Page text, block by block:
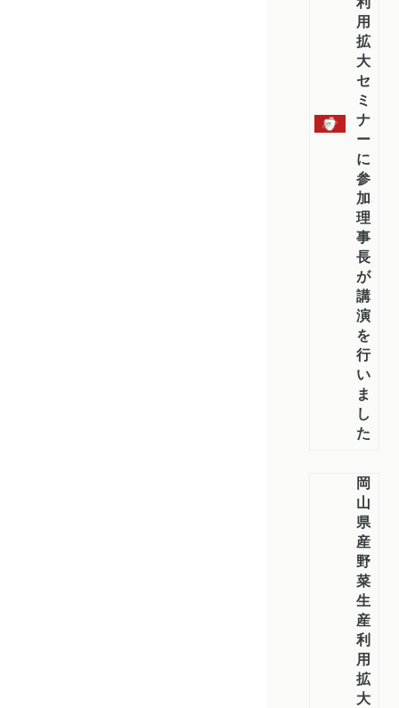
用
拡
大
セ
ミ
ナ
ー
に
参
加、
理
事
長
が
講
演
を
行
い
ま
し
た
岡
山
県
産
野
菜
生
産・
利
用
拡
大